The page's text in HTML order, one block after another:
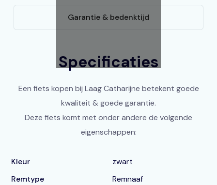
Garantie & bedenktijd
Specificaties
Een fiets kopen bij Laag Catharijne betekent goede
kwaliteit & goede garantie.
Deze fiets komt met onder andere de volgende
eigenschappen:
Kleur
zwart
Remtype
Remnaaf